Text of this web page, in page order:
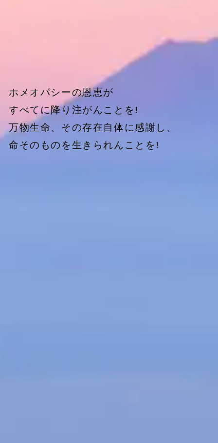
ホメオパシーの恩恵が
すべてに降り注がんことを!
万物生命、その存在自体に感謝し、
命そのものを生きられんことを!